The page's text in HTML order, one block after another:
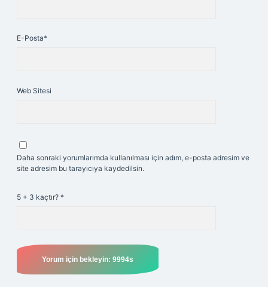
E-Posta*
Web Sitesi
Daha sonraki yorumlarımda kullanılması için adım, e-posta adresim ve
site adresim bu tarayıcıya kaydedilsin.
5 + 3 kaçtır? *